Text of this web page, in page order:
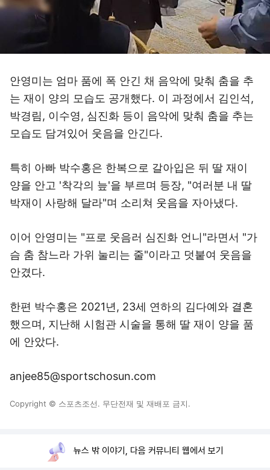
안영미는 엄마 품에 폭 안긴 채 음악에 맞춰 춤을 추
는 재이 양의 모습도 공개했다. 이 과정에서 김인석,
박경림, 이수영, 심진화 등이 음악에 맞춰 춤을 추는
모습도 담겨있어 웃음을 안긴다.
특히 아빠 박수홍은 한복으로 갈아입은 뒤 딸 재이
양을 안고 '착각의 늪'을 부르며 등장, "여러분 내 딸
박재이 사랑해 달라"며 소리쳐 웃음을 자아냈다.
이어 안영미는 "프로 웃음러 심진화 언니"라면서 "가
슴 춤 참느라 가위 눌리는 줄"이라고 덧붙여 웃음을
안겼다.
한편 박수홍은 2021년, 23세 연하의 김다예와 결혼
했으며, 지난해 시험관 시술을 통해 딸 재이 양을 품
에 안았다.
anjee85@sportschosun.com
Copyright © 스포츠조선. 무단전재 및 재배포 금지.
뉴스 밖 이야기, 다음 커뮤니티 웹에서 보기